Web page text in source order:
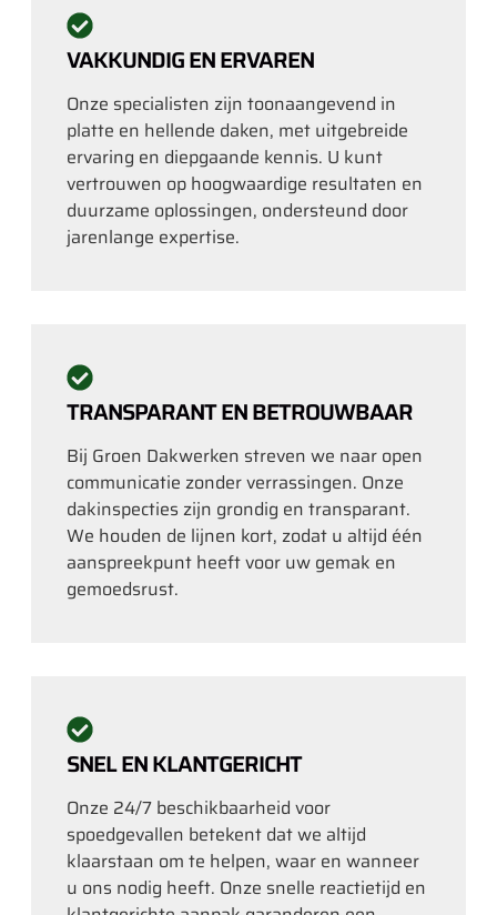
VAKKUNDIG EN ERVAREN
Onze specialisten zijn toonaangevend in
platte en hellende daken, met uitgebreide
ervaring en diepgaande kennis. U kunt
vertrouwen op hoogwaardige resultaten en
duurzame oplossingen, ondersteund door
jarenlange expertise.
TRANSPARANT EN BETROUWBAAR
Bij Groen Dakwerken streven we naar open
communicatie zonder verrassingen. Onze
dakinspecties zijn grondig en transparant.
We houden de lijnen kort, zodat u altijd één
aanspreekpunt heeft voor uw gemak en
gemoedsrust.
SNEL EN KLANTGERICHT
Onze 24/7 beschikbaarheid voor
spoedgevallen betekent dat we altijd
klaarstaan om te helpen, waar en wanneer
u ons nodig heeft. Onze snelle reactietijd en